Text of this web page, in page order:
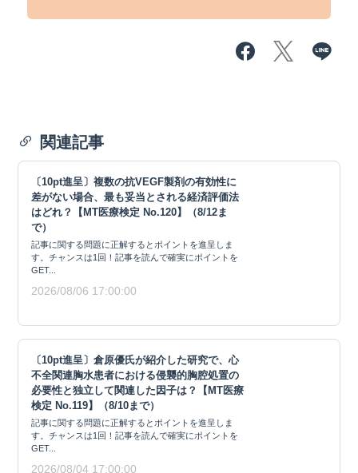
関連記事
〔10pt進呈〕複数の抗VEGF製剤の有効性に
差がない場合、最も妥当とされる経済評価法
はどれ？【MT医療検定 No.120】（8/12ま
で）
記事に関する問題に正解するとポイントを進呈しま
す。チャンスは1回！記事を読んで確実にポイントを
GET...
2026/08/06 17:00:00
〔10pt進呈〕倉原優氏が紹介した研究で、心
不全関連胸水患者における侵襲的胸腔処置の
必要性と独立して関連した因子は？【MT医療
検定 No.119】（8/10まで）
記事に関する問題に正解するとポイントを進呈しま
す。チャンスは1回！記事を読んで確実にポイントを
GET...
2026/08/04 17:00:00